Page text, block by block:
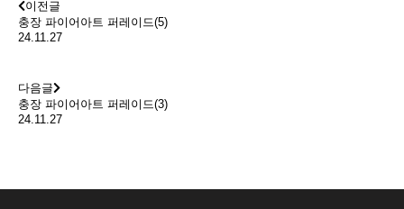
이전글
충장 파이어아트 퍼레이드(5)
24.11.27
다음글
충장 파이어아트 퍼레이드(3)
24.11.27